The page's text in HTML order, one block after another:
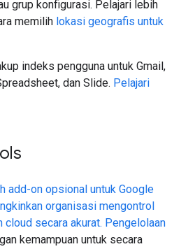
grup konfigurasi. Pelajari lebih
memilih lokasi geografis untuk
indeks pengguna untuk Gmail,
dan Slide. Pelajari
add-on opsional untuk Google
organisasi mengontrol
cloud secara akurat. Pengelolaan
kemampuan untuk secara